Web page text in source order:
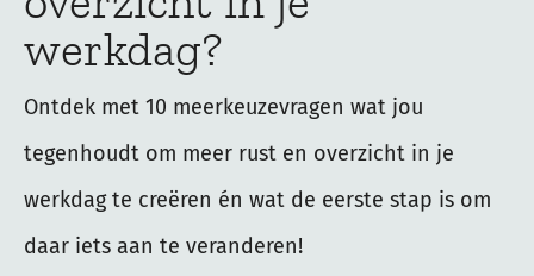
werkdag?
Ontdek met 10 meerkeuzevragen wat jou
tegenhoudt om meer rust en overzicht in je
werkdag te creëren én wat de eerste stap is om
daar iets aan te veranderen!